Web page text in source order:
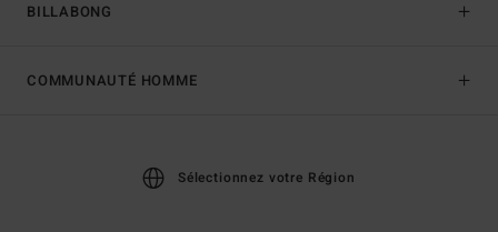
BILLABONG
COMMUNAUTÉ HOMME
Sélectionnez votre Région